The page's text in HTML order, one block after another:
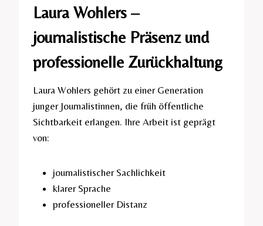
Laura Wohlers –
journalistische Präsenz und
professionelle Zurückhaltung
Laura Wohlers gehört zu einer Generation
junger Journalistinnen, die früh öffentliche
Sichtbarkeit erlangen. Ihre Arbeit ist geprägt
von:
journalistischer Sachlichkeit
klarer Sprache
professioneller Distanz